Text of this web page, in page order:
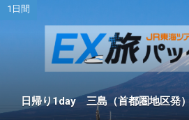
1日間
日帰り1day 三島（首都圏地区発）